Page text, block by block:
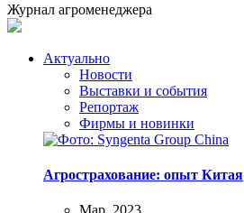
Журнал агроменеджера
Актуально
Новости
Выставки и события
Репортаж
Фирмы и новинки
Агрострахование: опыт Китая